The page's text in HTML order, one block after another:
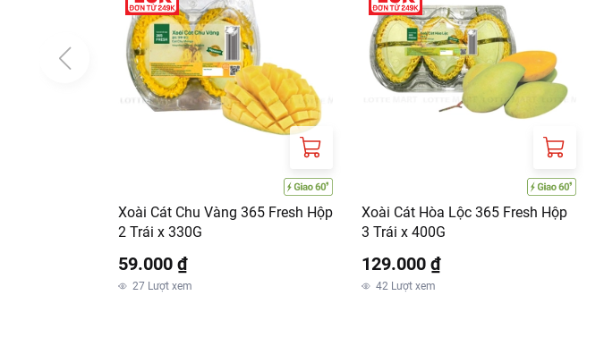
Xoài Cát Chu Vàng 365 Fresh Hộp
2 Trái x 330G
59.000 ₫
27 Lượt xem
Xoài Cát Hòa Lộc 365 Fresh Hộp
3 Trái x 400G
129.000 ₫
42 Lượt xem